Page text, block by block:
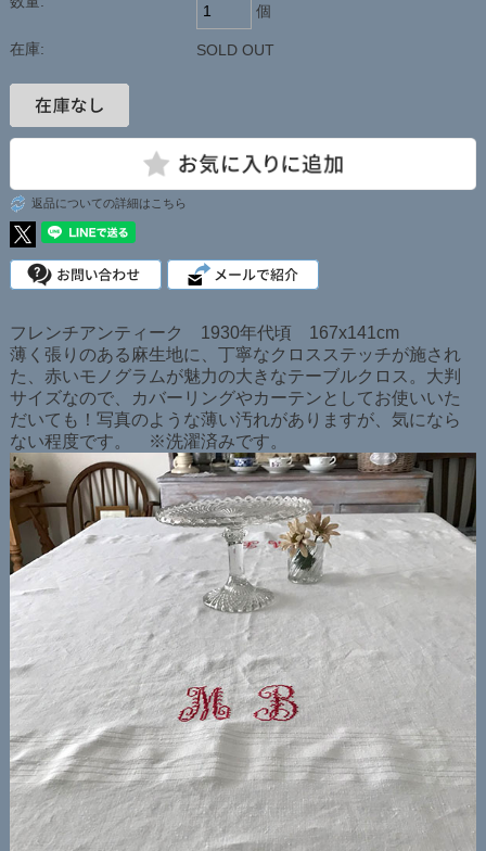
個
在庫: SOLD OUT
返品についての詳細はこちら
フレンチアンティーク 1930年代頃 167x141cm
薄く張りのある麻生地に、丁寧なクロスステッチが施され
た、赤いモノグラムが魅力の大きなテーブルクロス。大判
サイズなので、カバーリングやカーテンとしてお使いいた
だいても！写真のような薄い汚れがありますが、気になら
ない程度です。 ※洗濯済みです。